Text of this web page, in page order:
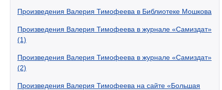
Произведения Валерия Тимофеева в Библиотеке Мошкова
Произведения Валерия Тимофеева в журнале «Самиздат»
(1)
Произведения Валерия Тимофеева в журнале «Самиздат»
(2)
Произведения Валерия Тимофеева на сайте «Большая